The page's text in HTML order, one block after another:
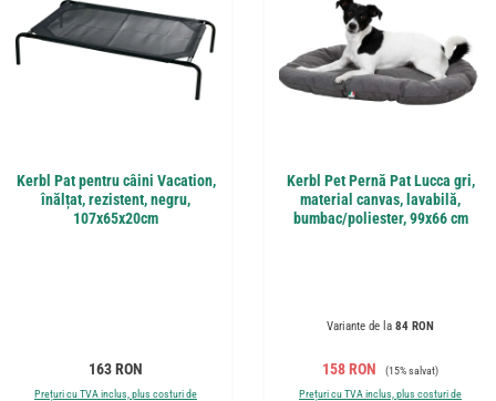
Kerbl Pat pentru câini Vacation,
înălțat, rezistent, negru,
107x65x20cm
Preț obișnuit:
163 RON
Prețuri cu TVA inclus, plus costuri de
Kerbl Pet Pernă Pat Lucca gri,
material canvas, lavabilă,
bumbac/poliester, 99x66 cm
Variante de la 84 RON
Preț de vânzare:
158 RON Preț obișnuit:
(15% salvat)
Prețuri cu TVA inclus, plus costuri de